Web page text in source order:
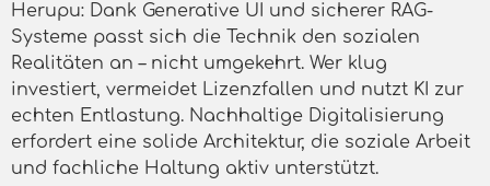
Herupu: Dank Generative UI und sicherer RAG-
Systeme passt sich die Technik den sozialen
Realitäten an – nicht umgekehrt. Wer klug
investiert, vermeidet Lizenzfallen und nutzt KI zur
echten Entlastung. Nachhaltige Digitalisierung
erfordert eine solide Architektur, die soziale Arbeit
und fachliche Haltung aktiv unterstützt.